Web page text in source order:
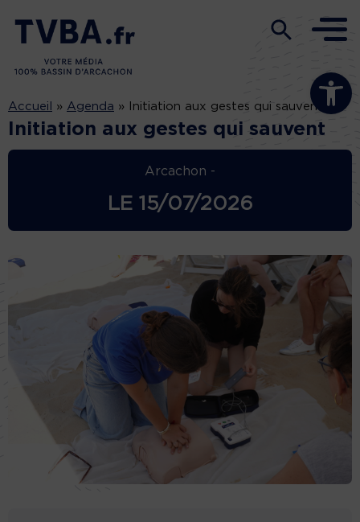
Ouvrir la
Accueil » Agenda » Initiation aux gestes qui sauvent
Initiation aux gestes qui sauvent
Arcachon -
LE 15/07/2026